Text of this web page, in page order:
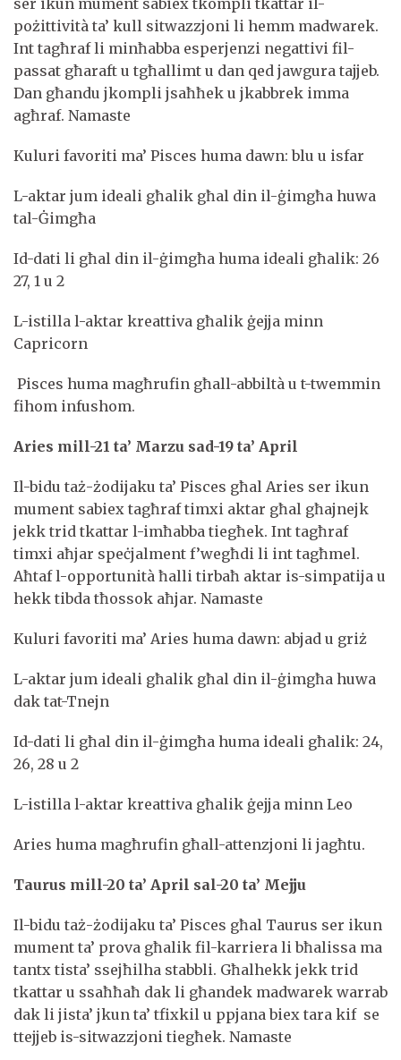
pożittività ta’ kull sitwazzjoni li hemm madwarek.
Int tagħraf li minħabba esperjenzi negattivi fil-
passat għaraft u tgħallimt u dan qed jawgura tajjeb.
Dan għandu jkompli jsaħħek u jkabbrek imma
agħraf. Namaste
Kuluri favoriti ma’ Pisces huma dawn: blu u isfar
L-aktar jum ideali għalik għal din il-ġimgħa huwa
tal-Ġimgħa
Id-dati li għal din il-ġimgħa huma ideali għalik: 26
27, 1 u 2
L-istilla l-aktar kreattiva għalik ġejja minn
Capricorn
Pisces huma magħrufin għall-abbiltà u t-twemmin
fihom infushom.
Aries mill-21 ta’ Marzu sad-19 ta’ April
Il-bidu taż-żodijaku ta’ Pisces għal Aries ser ikun
mument sabiex tagħraf timxi aktar għal għajnejk
jekk trid tkattar l-imħabba tiegħek. Int tagħraf
timxi aħjar speċjalment f’wegħdi li int tagħmel.
Aħtaf l-opportunità ħalli tirbaħ aktar is-simpatija u
hekk tibda tħossok aħjar. Namaste
Kuluri favoriti ma’ Aries huma dawn: abjad u griż
L-aktar jum ideali għalik għal din il-ġimgħa huwa
dak tat-Tnejn
Id-dati li għal din il-ġimgħa huma ideali għalik: 24,
26, 28 u 2
L-istilla l-aktar kreattiva għalik ġejja minn Leo
Aries huma magħrufin għall-attenzjoni li jagħtu.
Taurus mill-20 ta’ April sal-20 ta’ Mejju
Il-bidu taż-żodijaku ta’ Pisces għal Taurus ser ikun
mument ta’ prova għalik fil-karriera li bħalissa ma
tantx tista’ ssejħilha stabbli. Għalhekk jekk trid
tkattar u ssaħħaħ dak li għandek madwarek warrab
dak li jista’ jkun ta’ tfixkil u ppjana biex tara kif se
ttejjeb is-sitwazzjoni tiegħek. Namaste